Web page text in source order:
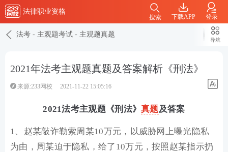
法律职业资格
下载APP 登录
搜索
法考 - 主观题考试 - 主观题真题
导航
2021年法考主观题真题及答案解析《刑法》
来源:233网校 2021-11-22 15:05:16
2021法考主观题《刑法》真题及答案
1、赵某敲诈勒索周某10万元，以威胁网上曝光隐私
为由，周某迫于隐私，给了10万元，按照赵某指示扔